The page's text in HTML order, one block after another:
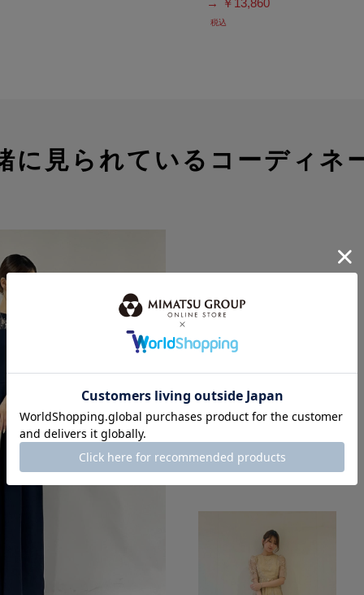
税込
に見られているコーディネ